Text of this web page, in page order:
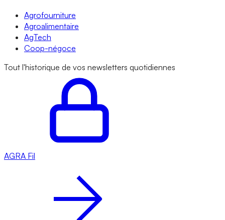
Agrofourniture
Agroalimentaire
AgTech
Coop-négoce
Tout l'historique de vos newsletters quotidiennes
AGRA Fil